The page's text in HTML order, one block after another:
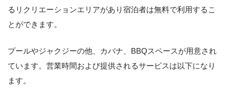
るリクリエーションエリアがあり宿泊者は無料で利用するこ
とができます。
プールやジャクジーの他、カバナ、BBQスペースが用意され
ています。営業時間および提供されるサービスは以下になり
ます。